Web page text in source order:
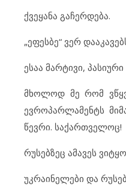
ქვეყანა გაჩერდება.
„ეფესბე“ ვერ
ესაა მარტივი,
მხოლოდ მე რომ
ევროპარლამენტს
წევრი. საქართველოც!
რუსებზეც ამავეს
უკრაინელები და